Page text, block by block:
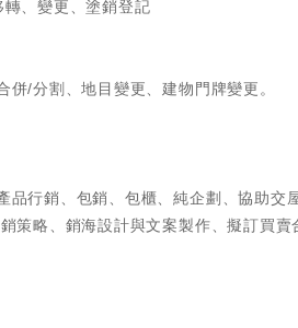
、變更、塗銷登記
/分割、地目變更、建物門牌變更。
行銷、包銷、包櫃、純企劃、協助交
策略、銷海設計與文案製作、擬訂買賣